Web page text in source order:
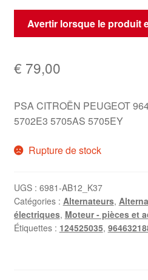
Avertir lorsque le produit
€ 79,00
PSA CITROËN PEUGEOT
5702E3 5705AS 5705EY
Rupture de stock
UGS : 6981-AB12_K37
Catégories : Alternateurs,
électriques, Moteur - pièces et
Étiquettes : 124525035,